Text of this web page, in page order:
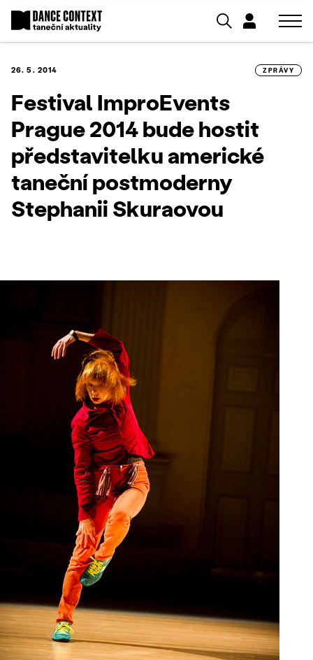
26. 5. 2014 ZPRÁVY
Festival ImproEvents
Prague 2014 bude hostit
představitelku americké
taneční postmoderny
Stephanii Skuraovou